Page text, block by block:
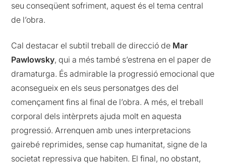
seu conseqüent sofriment, aquest és el tema central
de l’obra.
Cal destacar el subtil treball de direcció de Mar
Pawlowsky, qui a més també s’estrena en el paper de
dramaturga. És admirable la progressió emocional que
aconsegueix en els seus personatges des del
començament fins al final de l’obra. A més, el treball
corporal dels intèrprets ajuda molt en aquesta
progressió. Arrenquen amb unes interpretacions
gairebé reprimides, sense cap humanitat, signe de la
societat repressiva que habiten. El final, no obstant,